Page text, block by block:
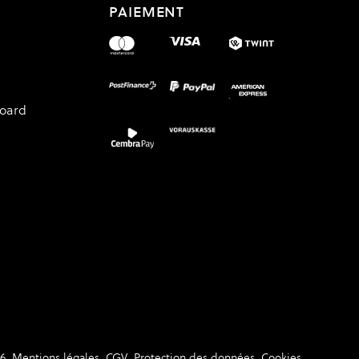
PAIEMENT